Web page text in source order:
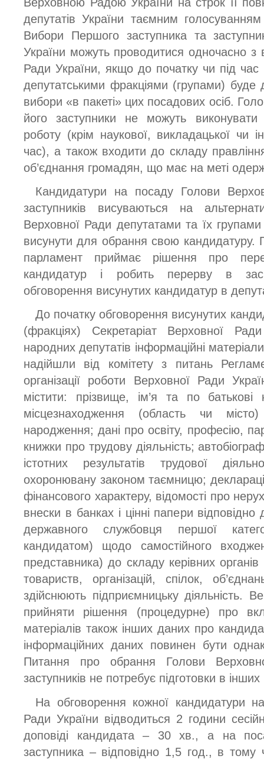
депутатів України таємним
Вибори Першого заступника та
України можуть проводитися одночасно
Ради України, якщо до початку чи під час
депутатськими фракціями (групами) буде
вибори «в пакеті» цих посадових осіб.
його заступники не можуть
роботу (крім наукової, викладацької чи
час), а також входити до складу
об’єднання громадян, що має на меті
Кандидатури на посаду Голови
заступників висуваються на
Верховної Ради депутатами та їх
висунути для обрання свою кандидатуру.
парламент приймає рішення про
кандидатур і робить перерву в
обговорення висунутих кандидатур в
До початку обговорення висунутих
(фракціях) Секретаріат Верховної
народних депутатів інформаційні
надійшли від комітету з питань
організації роботи Верховної Ради
містити: прізвище, ім’я та по
місцезнаходження (область чи
народження; дані про освіту, професію,
книжки про трудову діяльність;
істотних результатів трудової
охоронювану законом таємницю;
фінансового характеру, відомості про
внески в банках і цінні папери
державного службовця першої
кандидатом) щодо самостійного
представника) до складу керівних
товариств, організацій, спілок,
здійснюють підприємницьку діяльність.
прийняти рішення (процедурне) про
матеріалів також інших даних про
інформаційних даних повинен бути
Питання про обрання Голови
заступників не потребує підготовки в
На обговорення кожної кандидатури
Ради України відводиться 2 години
доповіді кандидата – 30 хв., а на
заступника – відповідно 1,5 год., в тому